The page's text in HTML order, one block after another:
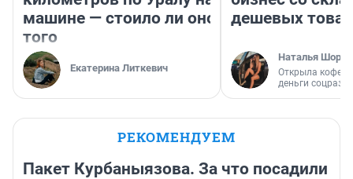
машине — стоило ли оно
того
Екатерина Литкевич
дешевых
Наталья
Открыла
деньги
РЕКОМЕНДУЕМ
Пакет Курбаныязова. За что посадили